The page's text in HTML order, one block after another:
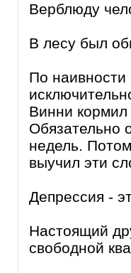
Верблюду
В лесy был
По наивности
Винни кормил
Обязательно
недель.
выучил эти
Депрессия -
Настоящий
свободной